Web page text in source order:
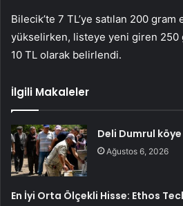
Bilecik’te 7 TL’ye satılan 200 gram
yükselirken, listeye yeni giren 250
10 TL olarak belirlendi.
İlgili Makaleler
Deli Dumrul
Ağustos 6, 2026
En İyi Orta Ölçekli Hisse: Ethos